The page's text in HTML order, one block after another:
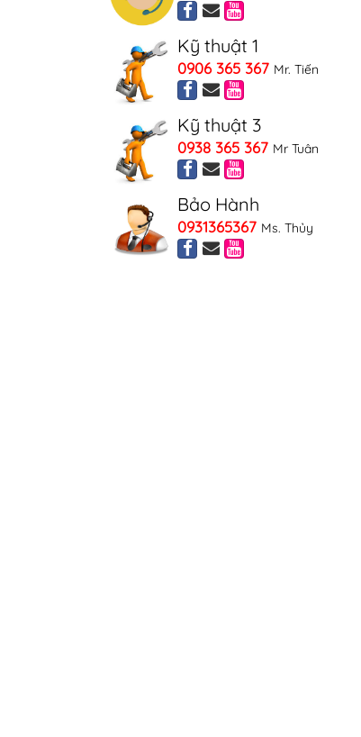
Kỹ thuật 1
0906 365 367 Mr. Tiến
Kỹ thuật 3
0938 365 367 Mr Tuân
Bảo Hành
0931365367 Ms. Thủy